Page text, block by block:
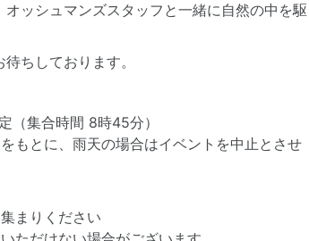
ッシュマンズスタッフと一緒に自然の中を駆
ちしております。
（集合時間 8時45分）
もとに、雨天の場合はイベントを中止とさせ
まりください